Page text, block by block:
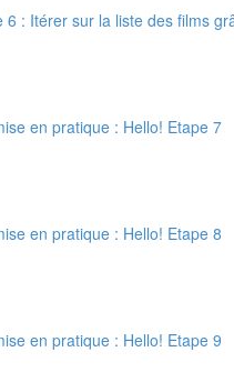
6 : Itérer sur la liste des films
en pratique : Hello! Etape 7
en pratique : Hello! Etape 8
en pratique : Hello! Etape 9